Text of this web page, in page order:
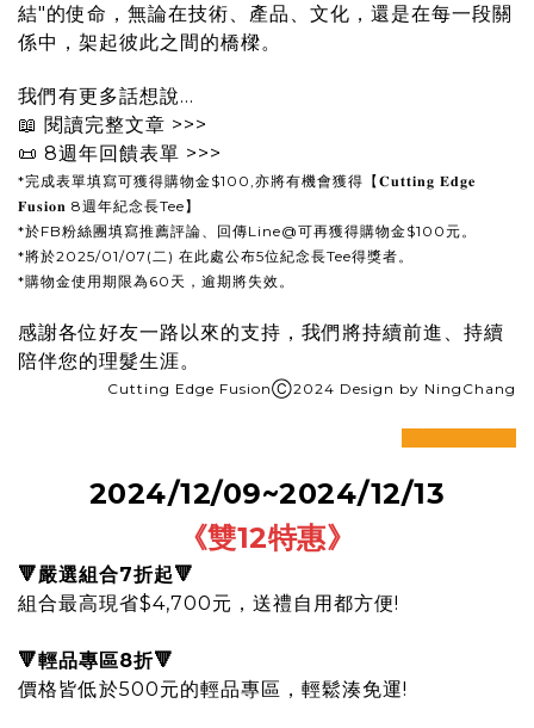
結"的使命，無論在技術、產品、文化，還是在每一段關
係中，架起彼此之間的橋樑。
我們有更多話想說...
📖 閱讀完整文章 >>>
📜 8週年回饋表單 >>>
*完成表單填寫可獲得購物金$100,亦將有機會獲得【𝐂𝐮𝐭𝐭𝐢𝐧𝐠 𝐄𝐝𝐠𝐞
𝐅𝐮𝐬𝐢𝐨𝐧 8週年紀念長Tee】
*於FB粉絲團填寫推薦評論、回傳Line@可再獲得購物金$100元。
*將於2025/01/07(二) 在此處公布5位紀念長Tee得獎者。
*購物金使用期限為60天，逾期將失效。
感謝各位好友一路以來的支持，我們將持續前進、持續
陪伴您的理髮生涯。
Cutting Edge FusionⒸ2024 Design by NingChang
prev next
2024/12/09~2024/12/13
《雙12特惠》
🔻嚴選組合7折起🔻
組合最高現省$4,700元，送禮自用都方便!
🔻輕品專區8折🔻
價格皆低於500元的輕品專區，輕鬆湊免運!